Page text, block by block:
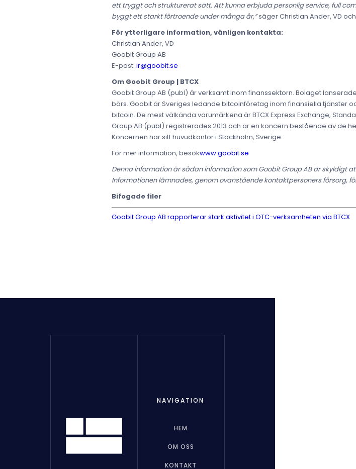
ett tryggt och strukturerat sätt. Att kunna erbjuda personlig service, full
byggt ett starkt förtroende under många år,”säger Christian Ander, VD
För ytterligare information, vänligen kontakta:
Christian Ander, VD
Goobit Group AB
E-post: ir@goobit.se
Om Goobit Group | BTCX
Goobit Group AB (publ) är verksamt inom finanssektorn. Bolaget
börs. Goobit är Sveriges ledande bitcoinföretag inom finansiella tjänster
bitcoin. De mest välkända varumärkena är BTCX Express Exchange,
Group AB (publ) registrerades 2013 och är en koncern bestående av de
Koncernen har sitt huvudkontor i Stockholm, Sverige.
För mer information, besökwww.goobit.se
Denna information är sådan information som Goobit Group AB är skyldigt
Informationen lämnades, genom ovanstående kontaktpersoners försorg, för
Bifogade filer
Goobit Group AB rapporterar stark aktivitet i OTC-verksamheten via BTCX
NAVIGATION
HEM
OM OSS
KONTAKT